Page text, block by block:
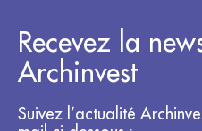
Recevez la
Archinvest
Suivez l’actualité